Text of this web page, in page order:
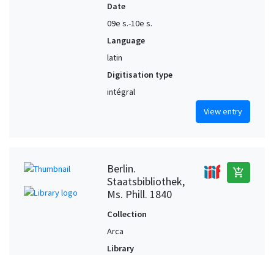
Date
09e s.-10e s.
Language
latin
Digitisation type
intégral
View entry
Berlin.
Staatsbibliothek,
Ms. Phill. 1840
add_shopping_cart
Collection
Arca
Library